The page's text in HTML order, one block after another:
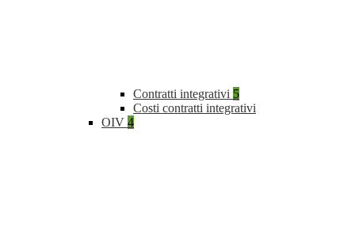
Contratti integrativi 5
Costi contratti integrativi
OIV 4